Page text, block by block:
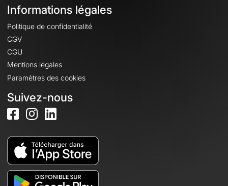
Informations légales
Politique de confidentialité
CGV
CGU
Mentions légales
Paramètres des cookies
Suivez-nous